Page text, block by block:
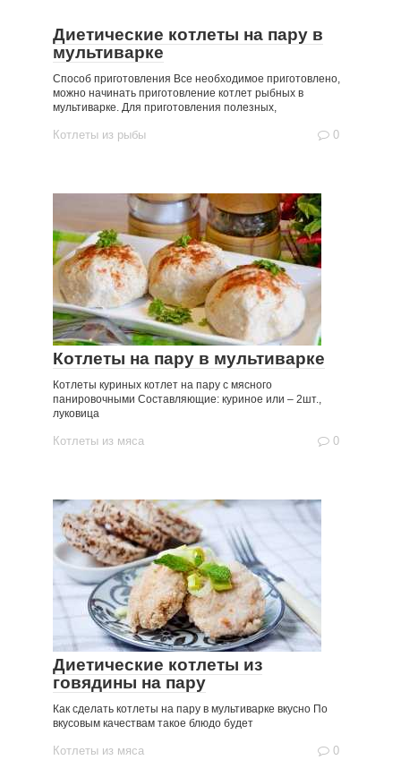
Диетические котлеты на пару в
мультиварке
Способ приготовления Все необходимое приготовлено,
можно начинать приготовление котлет рыбных в
мультиварке. Для приготовления полезных,
Котлеты из рыбы 0
Котлеты на пару в мультиварке
Котлеты куриных котлет на пару с мясного
панировочными Составляющие: куриное или – 2шт.,
луковица
Котлеты из мяса 0
Диетические котлеты из
говядины на пару
Как сделать котлеты на пару в мультиварке вкусно По
вкусовым качествам такое блюдо будет
Котлеты из мяса 0